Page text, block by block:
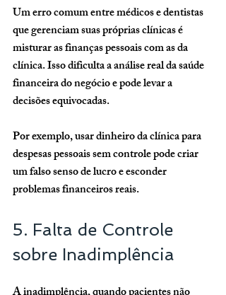
Um erro comum entre médicos e dentistas
que gerenciam suas próprias clínicas é
misturar as finanças pessoais com as da
clínica. Isso dificulta a análise real da saúde
financeira do negócio e pode levar a
decisões equivocadas.
Por exemplo, usar dinheiro da clínica para
despesas pessoais sem controle pode criar
um falso senso de lucro e esconder
problemas financeiros reais.
5. Falta de Controle
sobre Inadimplência